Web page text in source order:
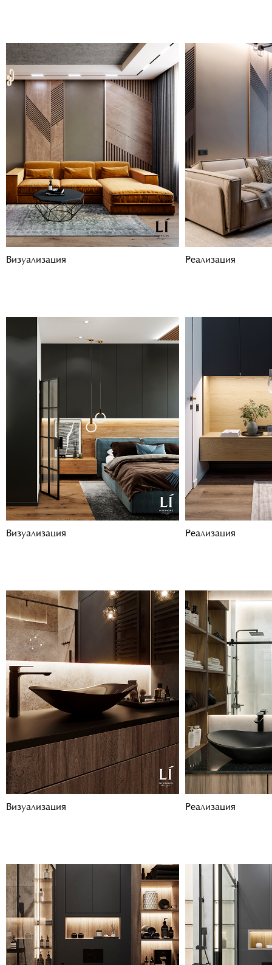
Визуализация Реализация
Визуализация Реализация
Визуализация Реализация